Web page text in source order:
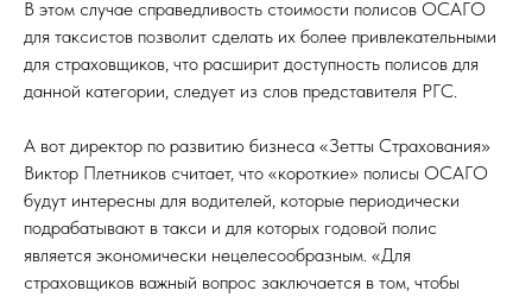
В этом случае справедливость стоимости полисов ОСАГО
для таксистов позволит сделать их более привлекательными
для страховщиков, что расширит доступность полисов для
данной категории, следует из слов представителя РГС.
А вот директор по развитию бизнеса «Зетты Страхования»
Виктор Плетников считает, что «короткие» полисы ОСАГО
будут интересны для водителей, которые периодически
подрабатывают в такси и для которых годовой полис
является экономически нецелесообразным. «Для
страховщиков важный вопрос заключается в том, чтобы